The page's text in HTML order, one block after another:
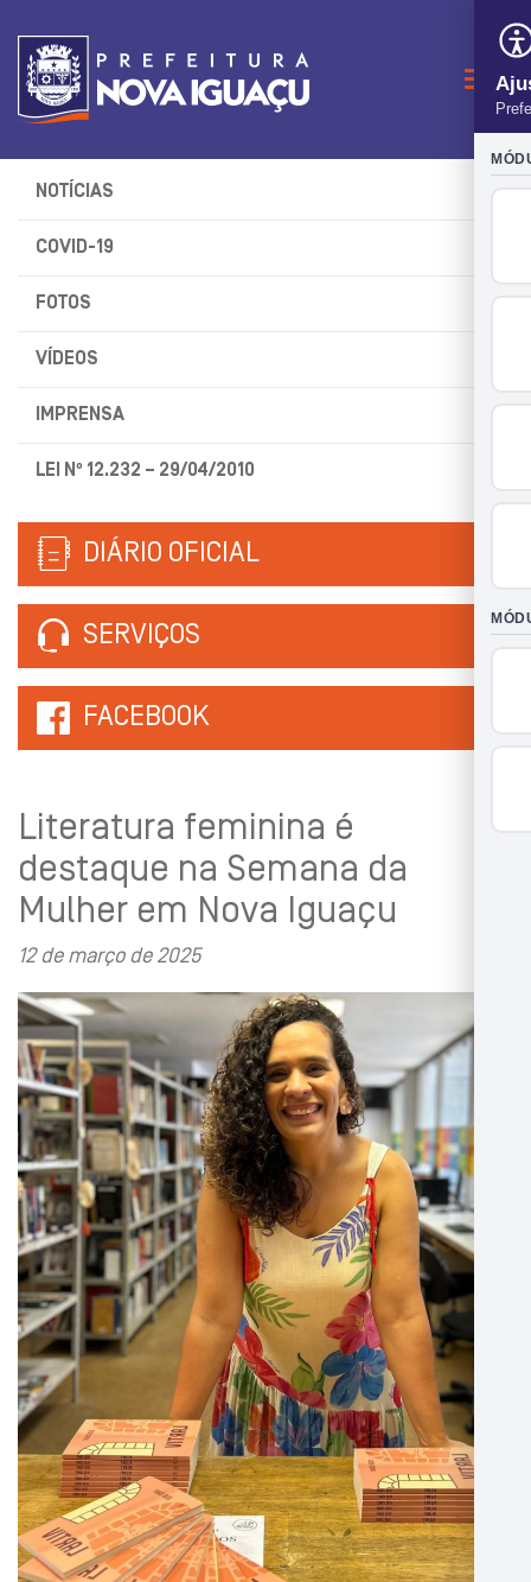
NOTÍCIAS
COVID-19
FOTOS
VÍDEOS
IMPRENSA
LEI Nº 12.232 – 29/04/2010
DIÁRIO OFICIAL
SERVIÇOS
FACEBOOK
Literatura feminina é
destaque na Semana da
Mulher em Nova Iguaçu
12 de março de 2025